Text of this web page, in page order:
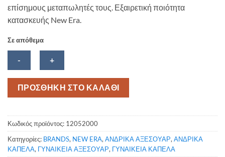
επίσημους μεταπωλητές τους. Εξαιρετική ποιότητα
κατασκευής New Era.
Σε απόθεμα
Era
Essentials
League
καπέλο
ΠΡΟΣΘΗΚΗ ΣΤΟ ΚΑΛΑΘΙ
Κωδικός προϊόντος: 12052000
Κατηγορίες: BRANDS, NEW ERA, ΑΝΔΡΙΚΑ ΑΞΕΣΟΥΑΡ, ΑΝΔΡΙΚΑ
ΚΑΠΕΛΑ, ΓΥΝΑΙΚΕΙΑ ΑΞΕΣΟΥΑΡ, ΓΥΝΑΙΚΕΙΑ ΚΑΠΕΛΑ